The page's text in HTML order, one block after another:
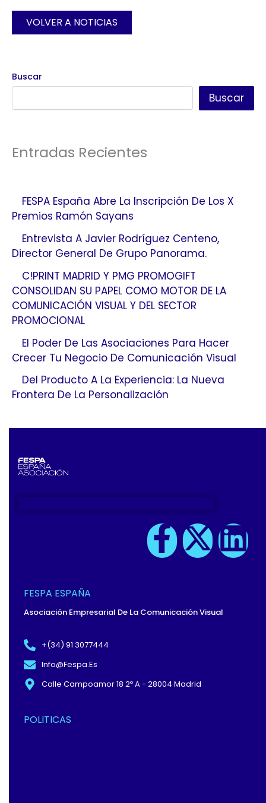
VOLVER A NOTICIAS
Buscar
Buscar
Entradas Recientes
FESPA España Abre La Inscripción De Los X
Premios Ramón Sayans
Entrevista A Javier Rodríguez Centeno,
Director General De Grupo Panorama.
C!PRINT MADRID Y PMG PROMOGIFT
CONSOLIDAN SU PAPEL COMO MOTOR DE LA
COMUNICACIÓN VISUAL Y DEL SECTOR
PROMOCIONAL
El Poder De Las Asociaciones Para Hacer
Crecer Tu Negocio De Comunicación Visual
Del Producto A La Experiencia: La Nueva
Frontera De La Personalización
F
A
E
O
X
-
T
W
T
L
I
K
FESPA ESPAÑA
Asociación Empresarial De La Comunicación Visual
+(34) 91 3077444
Info@fespa.es
Calle Campoamor 18 2º A - 28004 Madrid
POLITICAS